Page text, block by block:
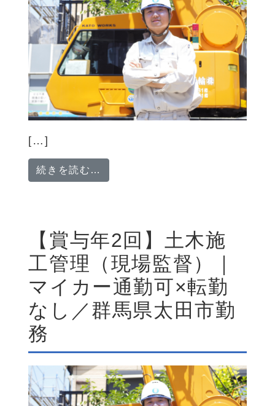
[…]
続きを読む…
【賞与年2回】土木施
工管理（現場監督）｜
マイカー通勤可×転勤
なし／群馬県太田市勤
務